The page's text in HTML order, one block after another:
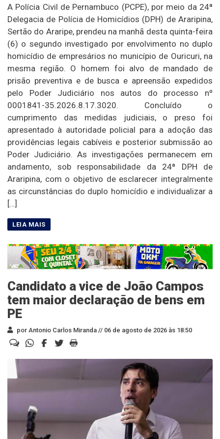
A Polícia Civil de Pernambuco (PCPE), por meio da 24ª
Delegacia de Polícia de Homicídios (DPH) de Araripina,
Sertão do Araripe, prendeu na manhã desta quinta-feira
(6) o segundo investigado por envolvimento no duplo
homicídio de empresários no município de Ouricuri, na
mesma região. O homem foi alvo de mandado de
prisão preventiva e de busca e apreensão expedidos
pelo Poder Judiciário nos autos do processo nº
0001841-35.2026.8.17.3020. Concluído o
cumprimento das medidas judiciais, o preso foi
apresentado à autoridade policial para a adoção das
providências legais cabíveis e posterior submissão ao
Poder Judiciário. As investigações permanecem em
andamento, sob responsabilidade da 24ª DPH de
Araripina, com o objetivo de esclarecer integralmente
as circunstâncias do duplo homicídio e individualizar a
[…]
Candidato a vice de João Campos
tem maior declaração de bens em
PE
por Antonio Carlos Miranda // 06 de agosto de 2026 às 18:50